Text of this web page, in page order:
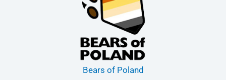
Bears of Poland